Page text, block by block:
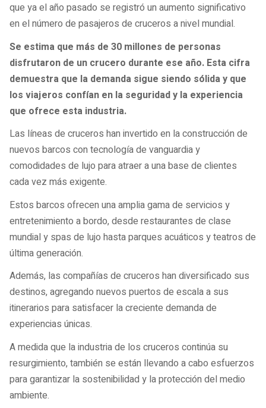
que ya el año pasado se registró un aumento significativo
en el número de pasajeros de cruceros a nivel mundial.
Se estima que más de 30 millones de personas
disfrutaron de un crucero durante ese año. Esta cifra
demuestra que la demanda sigue siendo sólida y que
los viajeros confían en la seguridad y la experiencia
que ofrece esta industria.
Las líneas de cruceros han invertido en la construcción de
nuevos barcos con tecnología de vanguardia y
comodidades de lujo para atraer a una base de clientes
cada vez más exigente.
Estos barcos ofrecen una amplia gama de servicios y
entretenimiento a bordo, desde restaurantes de clase
mundial y spas de lujo hasta parques acuáticos y teatros de
última generación.
Además, las compañías de cruceros han diversificado sus
destinos, agregando nuevos puertos de escala a sus
itinerarios para satisfacer la creciente demanda de
experiencias únicas.
A medida que la industria de los cruceros continúa su
resurgimiento, también se están llevando a cabo esfuerzos
para garantizar la sostenibilidad y la protección del medio
ambiente.